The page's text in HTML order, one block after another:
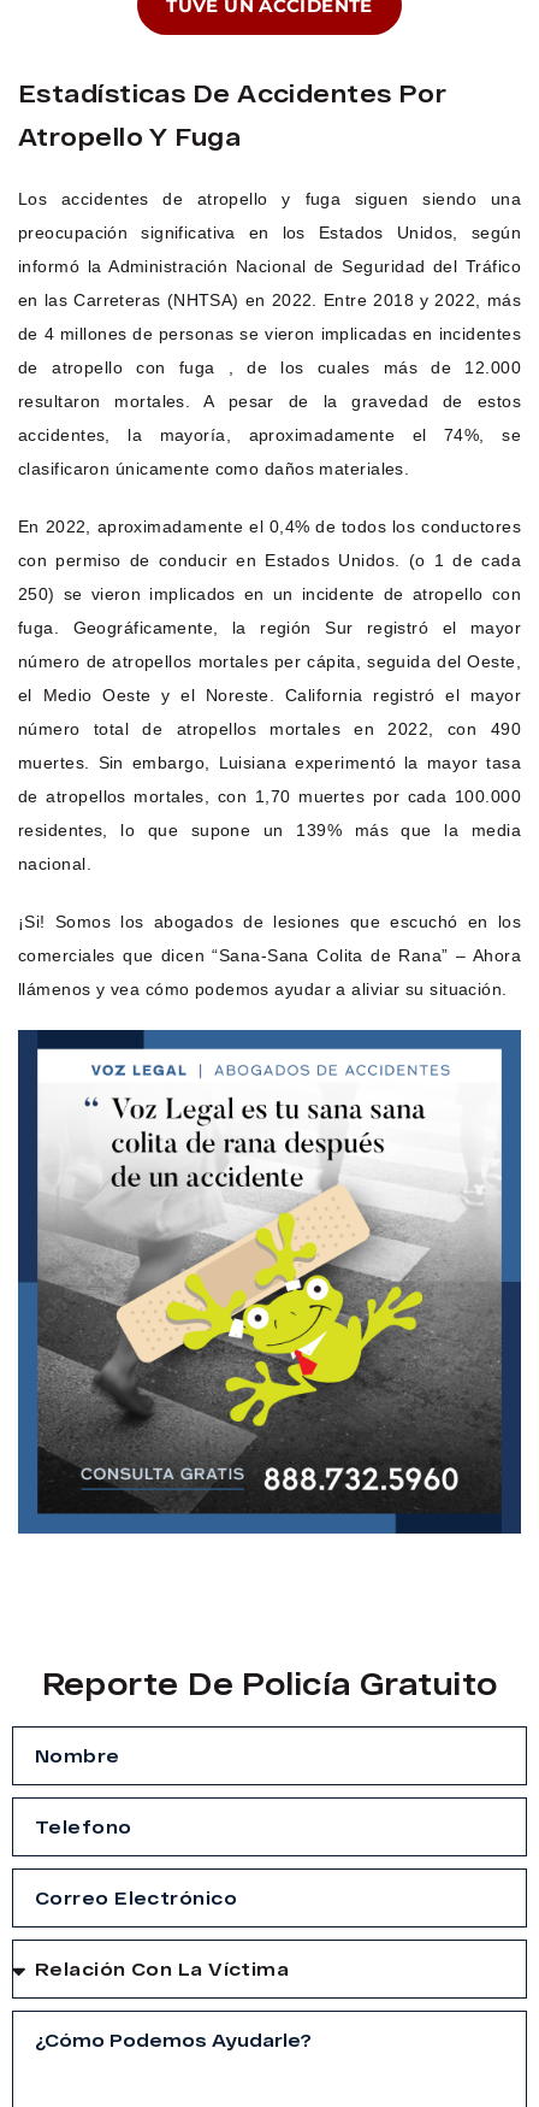
TUVE UN ACCIDENTE
Estadísticas De Accidentes Por
Atropello Y Fuga
Los accidentes de atropello y fuga siguen siendo una
preocupación significativa en los Estados Unidos, según
informó la Administración Nacional de Seguridad del Tráfico
en las Carreteras (NHTSA) en 2022. Entre 2018 y 2022, más
de 4 millones de personas se vieron implicadas en incidentes
de atropello con fuga , de los cuales más de 12.000
resultaron mortales. A pesar de la gravedad de estos
accidentes, la mayoría, aproximadamente el 74%, se
clasificaron únicamente como daños materiales.
En 2022, aproximadamente el 0,4% de todos los conductores
con permiso de conducir en Estados Unidos. (o 1 de cada
250) se vieron implicados en un incidente de atropello con
fuga. Geográficamente, la región Sur registró el mayor
número de atropellos mortales per cápita, seguida del Oeste,
el Medio Oeste y el Noreste. California registró el mayor
número total de atropellos mortales en 2022, con 490
muertes. Sin embargo, Luisiana experimentó la mayor tasa
de atropellos mortales, con 1,70 muertes por cada 100.000
residentes, lo que supone un 139% más que la media
nacional.
¡Si! Somos los abogados de lesiones que escuchó en los
comerciales que dicen “Sana-Sana Colita de Rana” – Ahora
llámenos y vea cómo podemos ayudar a aliviar su situación.
Reporte De Policía Gratuito